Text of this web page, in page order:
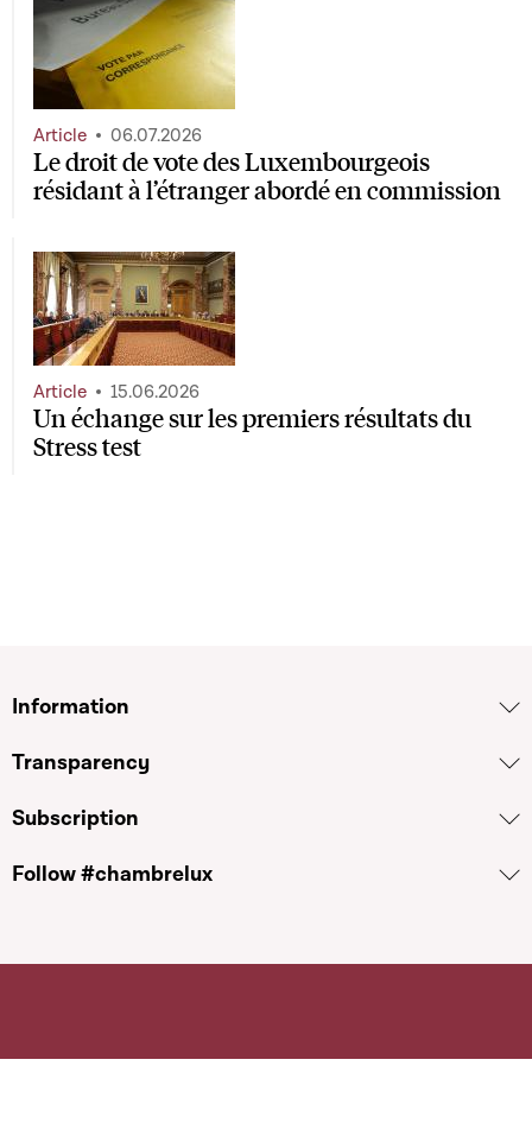
Le droit de vote des Luxembourgeois
résidant à l’étranger abordé en commission
Article 06.07.2026
Un échange sur les premiers résultats du
Stress test
Article 15.06.2026
Information
Transparency
Subscription
Follow #chambrelux